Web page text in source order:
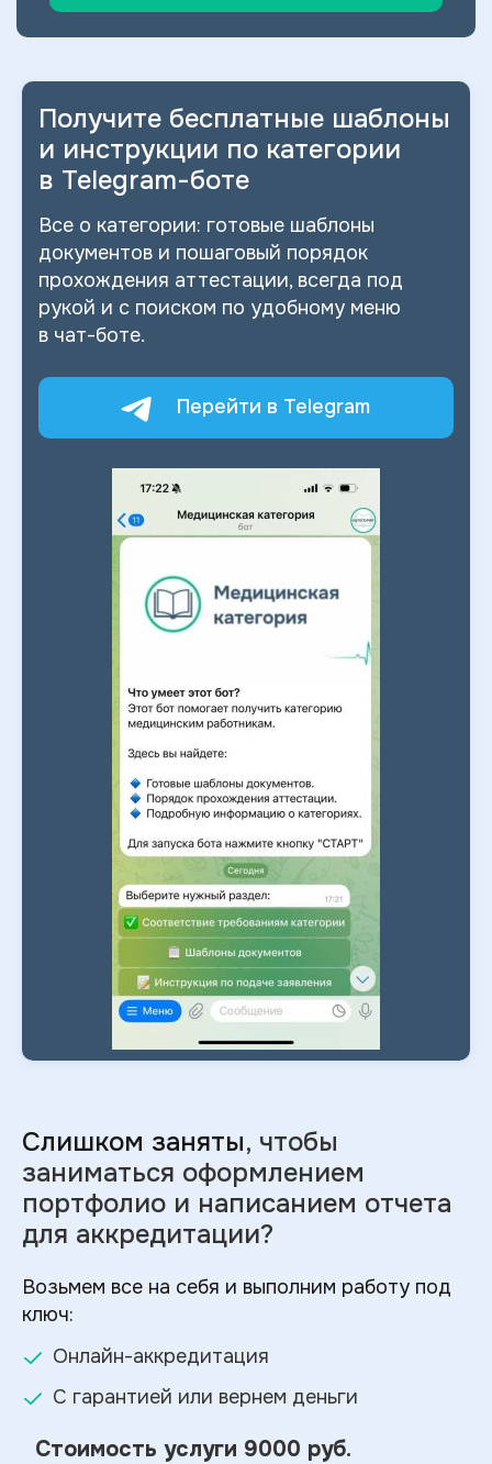
Получите бесплатные шаблоны
и инструкции по категории
в Telegram-боте
Все о категории: готовые шаблоны
документов и пошаговый порядок
прохождения аттестации, всегда под
рукой и с поиском по удобному меню
в чат-боте.
Перейти в Telegram
Слишком заняты, чтобы
заниматься оформлением
портфолио и написанием отчета
для аккредитации?
Возьмем все на себя и выполним работу под
ключ:
Онлайн-аккредитация
С гарантией или вернем деньги
Стоимость услуги 9000 руб.